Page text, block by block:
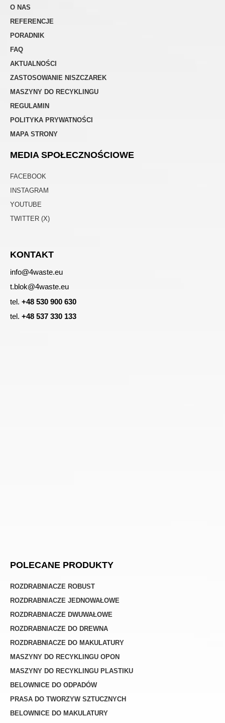
O NAS
REFERENCJE
PORADNIK
FAQ
AKTUALNOŚCI
ZASTOSOWANIE NISZCZAREK
MASZYNY DO RECYKLINGU
REGULAMIN
POLITYKA PRYWATNOŚCI
MAPA STRONY
MEDIA SPOŁECZNOŚCIOWE
FACEBOOK
INSTAGRAM
YOUTUBE
TWITTER (X)
KONTAKT
info@4waste.eu
t.blok@4waste.eu
tel. +48 530 900 630
tel. +48 537 330 133
POLECANE PRODUKTY
ROZDRABNIACZE ROBUST
ROZDRABNIACZE JEDNOWAŁOWE
ROZDRABNIACZE DWUWAŁOWE
ROZDRABNIACZE DO DREWNA
ROZDRABNIACZE DO MAKULATURY
MASZYNY DO RECYKLINGU OPON
MASZYNY DO RECYKLINGU PLASTIKU
BELOWNICE DO ODPADÓW
PRASA DO TWORZYW SZTUCZNYCH
BELOWNICE DO MAKULATURY